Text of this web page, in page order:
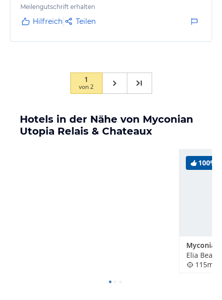
Meilengutschrift erhalten
Hilfreich Teilen
1
von2
Hotels in der Nähe von Myconian
Utopia Relais & Chateaux
100%
Elia
115m